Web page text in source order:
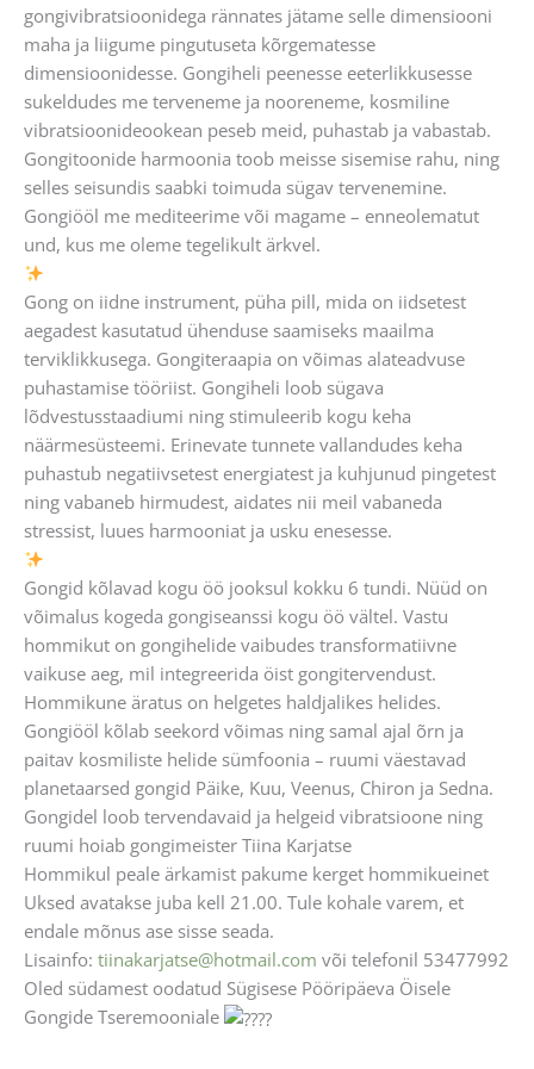
gongivibratsioonidega rännates jätame selle dimensiooni
maha ja liigume pingutuseta kõrgematesse
dimensioonidesse. Gongiheli peenesse eeterlikkusesse
sukeldudes me terveneme ja nooreneme, kosmiline
vibratsioonideookean peseb meid, puhastab ja vabastab.
Gongitoonide harmoonia toob meisse sisemise rahu, ning
selles seisundis saabki toimuda sügav tervenemine.
Gongiööl me mediteerime või magame – enneolematut
und, kus me oleme tegelikult ärkvel.
Gong on iidne instrument, püha pill, mida on iidsetest
aegadest kasutatud ühenduse saamiseks maailma
terviklikkusega. Gongiteraapia on võimas alateadvuse
puhastamise tööriist. Gongiheli loob sügava
lõdvestusstaadiumi ning stimuleerib kogu keha
näärmesüsteemi. Erinevate tunnete vallandudes keha
puhastub negatiivsetest energiatest ja kuhjunud pingetest
ning vabaneb hirmudest, aidates nii meil vabaneda
stressist, luues harmooniat ja usku enesesse.
Gongid kõlavad kogu öö jooksul kokku 6 tundi. Nüüd on
võimalus kogeda gongiseanssi kogu öö vältel. Vastu
hommikut on gongihelide vaibudes transformatiivne
vaikuse aeg, mil integreerida öist gongitervendust.
Hommikune äratus on helgetes haldjalikes helides.
Gongiööl kõlab seekord võimas ning samal ajal õrn ja
paitav kosmiliste helide sümfoonia – ruumi väestavad
planetaarsed gongid Päike, Kuu, Veenus, Chiron ja Sedna.
Gongidel loob tervendavaid ja helgeid vibratsioone ning
ruumi hoiab gongimeister Tiina Karjatse
Hommikul peale ärkamist pakume kerget hommikueinet
Uksed avatakse juba kell 21.00. Tule kohale varem, et
endale mõnus ase sisse seada.
Lisainfo: tiinakarjatse@hotmail.com või telefonil 53477992
Oled südamest oodatud Sügisese Pööripäeva Öisele
Gongide Tseremooniale